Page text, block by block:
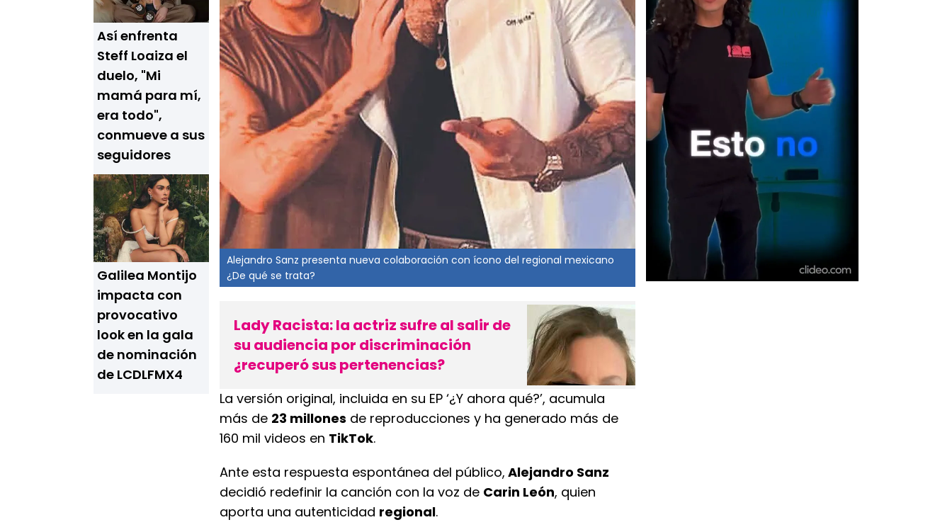
Así enfrenta
Steff Loaiza el
duelo, "Mi
mamá para mí,
era todo",
conmueve a sus
seguidores
Galilea Montijo
impacta con
provocativo
look en la gala
de nominación
de LCDLFMX4
Alejandro Sanz presenta nueva colaboración con ícono del regional mexicano
¿De qué se trata?
Lady Racista: la actriz sufre al salir de
su audiencia por discriminación
¿recuperó sus pertenencias?
La versión original, incluida en su EP ‘¿Y ahora qué?’, acumula
más de 23 millones de reproducciones y ha generado más de
160 mil videos en TikTok.
Ante esta respuesta espontánea del público, Alejandro Sanz
decidió redefinir la canción con la voz de Carin León, quien
aporta una autenticidad regional.